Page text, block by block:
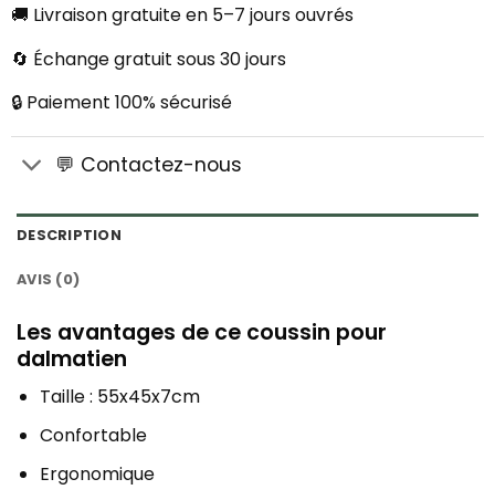
🚚 Livraison gratuite en 5–7 jours ouvrés
🔄 Échange gratuit sous 30 jours
🔒 Paiement 100% sécurisé
💬 Contactez-nous
DESCRIPTION
AVIS (0)
Les avantages de ce coussin pour
dalmatien
Taille : 55x45x7cm
Confortable
Ergonomique